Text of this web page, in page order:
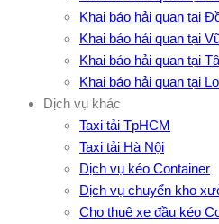
Khai báo hải quan tại
Khai báo hải quan tại
Khai báo hải quan tại
Khai báo hải quan tại
Dịch vụ khác
Taxi tải TpHCM
Taxi tải Hà Nội
Dịch vụ kéo Container
Dịch vụ chuyển kho
Cho thuê xe đầu kéo